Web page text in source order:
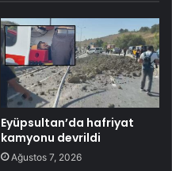
Eyüpsultan’da hafriyat
kamyonu devrildi
Ağustos 7, 2026